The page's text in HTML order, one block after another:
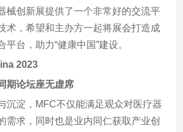
械创新展提供了一个非常好的交流平
术，希望和主办方一起将展会打造成
台，助力“健康中国”建设。
2023
期论坛座无虚席
沉淀，MFC不仅能满足观众对医疗器
需求，同时也是业内同仁获取产业创